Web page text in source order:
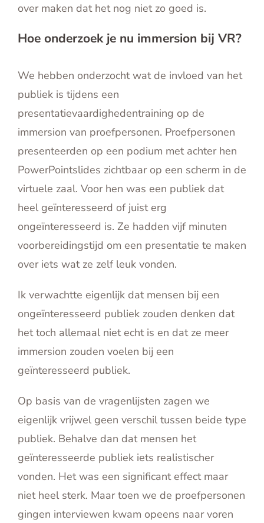
over maken dat het nog niet zo goed is.
Hoe onderzoek je nu immersion bij VR?
We hebben onderzocht wat de invloed van het
publiek is tijdens een
presentatievaardighedentraining op de
immersion van proefpersonen. Proefpersonen
presenteerden op een podium met achter hen
PowerPointslides zichtbaar op een scherm in de
virtuele zaal. Voor hen was een publiek dat
heel geïnteresseerd of juist erg
ongeïnteresseerd is. Ze hadden vijf minuten
voorbereidingstijd om een presentatie te maken
over iets wat ze zelf leuk vonden.
Ik verwachtte eigenlijk dat mensen bij een
ongeïnteresseerd publiek zouden denken dat
het toch allemaal niet echt is en dat ze meer
immersion zouden voelen bij een
geïnteresseerd publiek.
Op basis van de vragenlijsten zagen we
eigenlijk vrijwel geen verschil tussen beide type
publiek. Behalve dan dat mensen het
geïnteresseerde publiek iets realistischer
vonden. Het was een significant effect maar
niet heel sterk. Maar toen we de proefpersonen
gingen interviewen kwam opeens naar voren